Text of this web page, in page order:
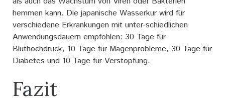
hemmen kann. Die japanische Wasserkur wird für
verschiedene Erkrankungen mit unter-schiedlichen
Anwendungsdauern empfohlen: 30 Tage für
Bluthochdruck, 10 Tage für Magenprobleme, 30 Tage für
Diabetes und 10 Tage für Verstopfung.
Fazit